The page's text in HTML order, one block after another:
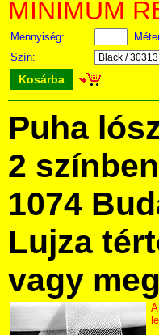
MINIMUM
Mennyiség:
Szín:
Kosárba
Puha
2
1074
Lujza
vagy